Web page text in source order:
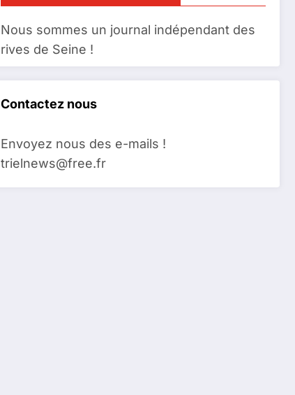
Nous sommes un journal indépendant des
rives de Seine !
Contactez nous
Envoyez nous des e-mails !
trielnews@free.fr